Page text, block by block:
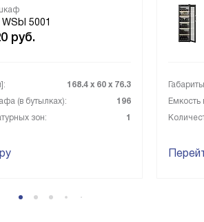
5001
руб.
168.4 х 60 х 76.3
(в бутылках):
196
зон:
1
Емкость